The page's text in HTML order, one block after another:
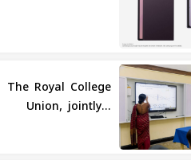
The Royal College
Union, jointly...